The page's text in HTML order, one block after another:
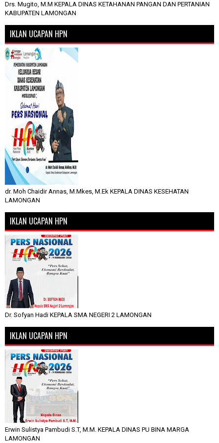
Drs. Mugito, M.M KEPALA DINAS KETAHANAN PANGAN DAN PERTANIAN
KABUPATEN LAMONGAN
IKLAN UCAPAN HPN
dr. Moh Chaidir Annas, M.Mkes, M.Ek KEPALA DINAS KESEHATAN
LAMONGAN
IKLAN UCAPAN HPN
Dr. Sofyan Hadi KEPALA SMA NEGERI 2 LAMONGAN
IKLAN UCAPAN HPN
Erwin Sulistya Pambudi S.T, M.M. KEPALA DINAS PU BINA MARGA
LAMONGAN